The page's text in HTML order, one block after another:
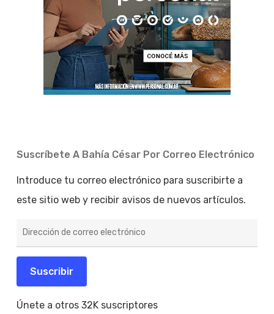
Suscríbete A Bahía César Por Correo Electrónico
Introduce tu correo electrónico para suscribirte a
este sitio web y recibir avisos de nuevos artículos.
de
electrónico
Suscribir
Únete a otros 32K suscriptores